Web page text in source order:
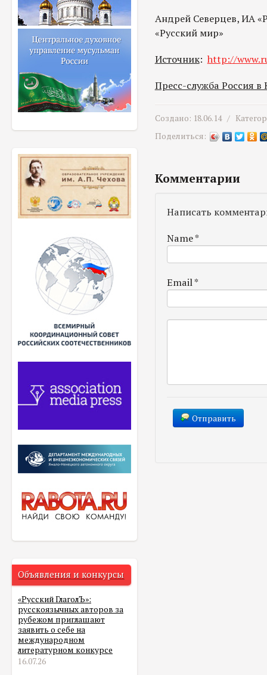
Объявления и конкурсы
«Русский ГлаголЪ»:
русскоязычных авторов за
рубежом приглашают
заявить о себе на
международном
литературном конкурсе
16.07.26
Андрей Северцев, ИА
«Русский мир»
Источник: http://
Пресс-служба Россия в
Создано: 18.06.14 /
Поделиться:
Комментарии
Написать
Name*
Email*
Отправить